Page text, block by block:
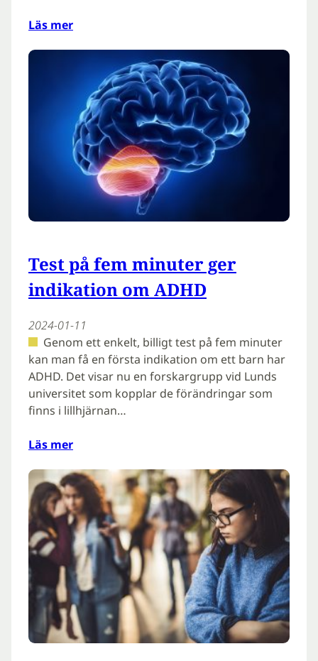
Läs mer
Test på fem minuter ger
indikation om ADHD
2024-01-11
Genom ett enkelt, billigt test på fem minuter
kan man få en första indikation om ett barn har
ADHD. Det visar nu en forskargrupp vid Lunds
universitet som kopplar de förändringar som
finns i lillhjärnan…
Läs mer